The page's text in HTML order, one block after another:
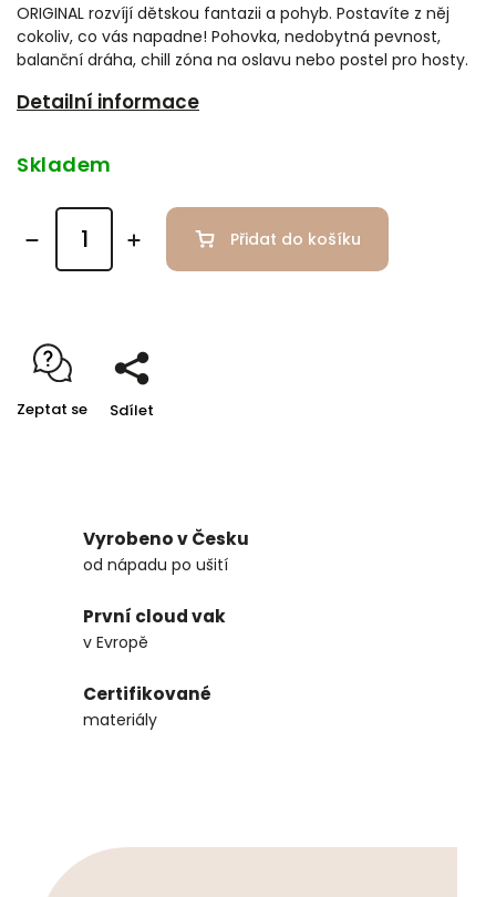
ORIGINAL rozvíjí dětskou fantazii a pohyb. Postavíte z něj
cokoliv, co vás napadne! Pohovka, nedobytná pevnost,
balanční dráha, chill zóna na oslavu nebo postel pro hosty.
Detailní informace
Skladem
Přidat do košíku
Zeptat se Sdílet
Vyrobeno v Česku
od nápadu po ušití
První cloud vak
v Evropě
Certifikované
materiály